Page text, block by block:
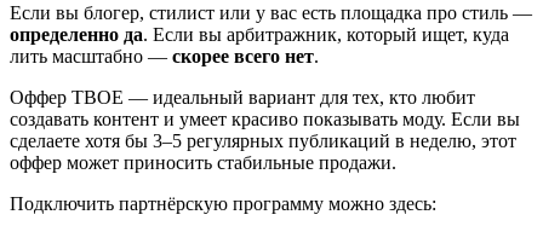
Если вы блогер, стилист или у вас есть площадка про стиль —
определенно да. Если вы арбитражник, который ищет, куда
лить масштабно — скорее всего нет.
Оффер ТВОЕ — идеальный вариант для тех, кто любит
создавать контент и умеет красиво показывать моду. Если вы
сделаете хотя бы 3–5 регулярных публикаций в неделю, этот
оффер может приносить стабильные продажи.
Подключить партнёрскую программу можно здесь: